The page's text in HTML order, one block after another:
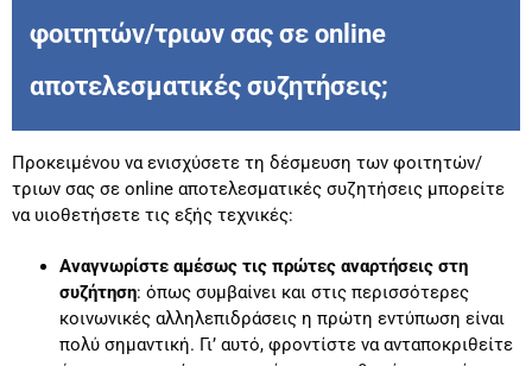
φοιτητών/τριων σας σε online
αποτελεσματικές συζητήσεις;
Προκειμένου να ενισχύσετε τη δέσμευση των φοιτητών/
τριων σας σε online αποτελεσματικές συζητήσεις μπορείτε
να υιοθετήσετε τις εξής τεχνικές:
Αναγνωρίστε αμέσως τις πρώτες αναρτήσεις στη
συζήτηση: όπως συμβαίνει και στις περισσότερες
κοινωνικές αλληλεπιδράσεις η πρώτη εντύπωση είναι
πολύ σημαντική. Γι’ αυτό, φροντίστε να ανταποκριθείτε